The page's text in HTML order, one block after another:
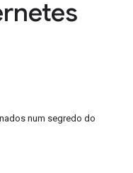
num segredo do